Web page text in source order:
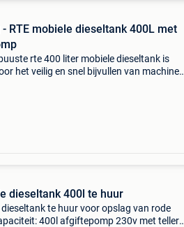
RTE mobiele dieseltank 400L met
rte 400 liter mobiele dieseltank is
het veilig en snel bijvullen van machines
dieseltank 400l te huur
dieseltank te huur voor opslag van rode
400l afgiftepomp 230v met teller